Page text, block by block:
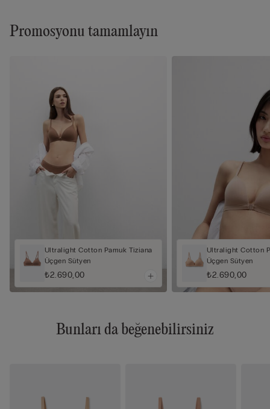
Promosyonu tamamlayın
Ultralight Cotton Pamuk Tiziana
Üçgen Sütyen
₺2.690,00
Ultralight Cotton
Üçgen Sütyen
₺2.690,00
Bunları da beğenebilirsiniz